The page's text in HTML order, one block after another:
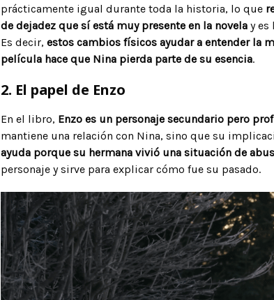
prácticamente igual durante toda la historia, lo que
de dejadez que sí está muy presente en la novela y es
Es decir, estos cambios físicos ayudar a entender la
película hace que Nina pierda parte de su esencia.
2. El papel de Enzo
En el libro, Enzo es un personaje secundario pero
mantiene una relación con Nina, sino que su
ayuda porque su hermana vivió una situación de
personaje y sirve para explicar cómo fue su pasado.